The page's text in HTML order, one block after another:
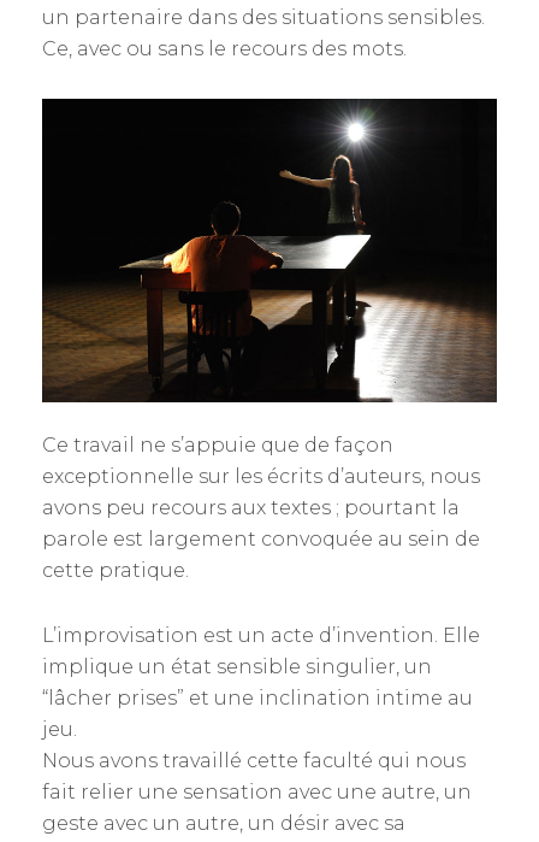
un partenaire dans des situations sensibles.
Ce, avec ou sans le recours des mots.
Ce travail ne s’appuie que de façon
exceptionnelle sur les écrits d’auteurs, nous
avons peu recours aux textes ; pourtant la
parole est largement convoquée au sein de
cette pratique.
L’improvisation est un acte d’invention. Elle
implique un état sensible singulier, un
“lâcher prises” et une inclination intime au
jeu.
Nous avons travaillé cette faculté qui nous
fait relier une sensation avec une autre, un
geste avec un autre, un désir avec sa